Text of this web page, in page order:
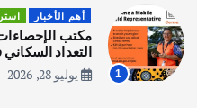
2
اصبح بطلاً
يوليو 30, 2026
1
أهم الأخبار
التعداد السكاني في11 من الشهر
يوليو 28, 2026